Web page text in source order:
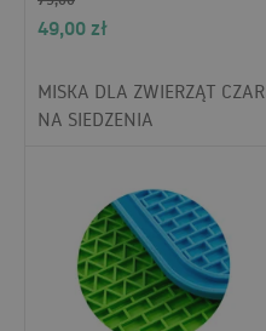
49,00zł
MISKA DLA ZWIERZĄT
NA SIEDZENIA